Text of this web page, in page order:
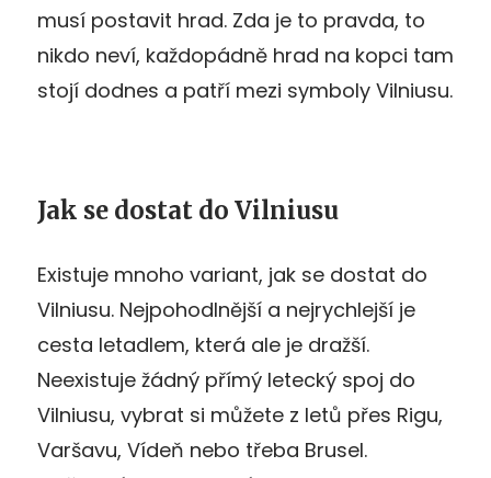
musí postavit hrad. Zda je to pravda, to
nikdo neví, každopádně hrad na kopci tam
stojí dodnes a patří mezi symboly Vilniusu.
Jak se dostat do Vilniusu
Existuje mnoho variant, jak se dostat do
Vilniusu. Nejpohodlnější a nejrychlejší je
cesta letadlem, která ale je dražší.
Neexistuje žádný přímý letecký spoj do
Vilniusu, vybrat si můžete z letů přes Rigu,
Varšavu, Vídeň nebo třeba Brusel.